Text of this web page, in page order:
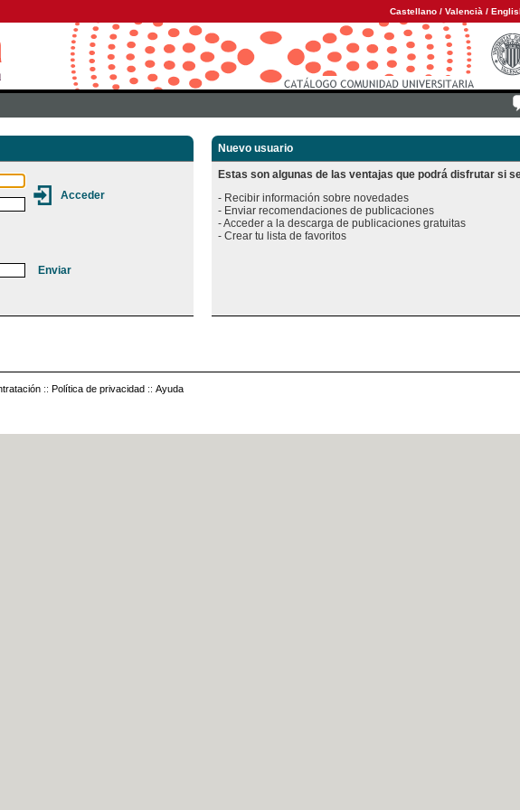
Castellano / Valencià /
Nuevo usuario
Estas son algunas de las ventajas que podrá disfrutar si
- Recibir información sobre novedades
- Enviar recomendaciones de publicaciones
- Acceder a la descarga de publicaciones gratuitas
:: Política de privacidad :: Ayuda